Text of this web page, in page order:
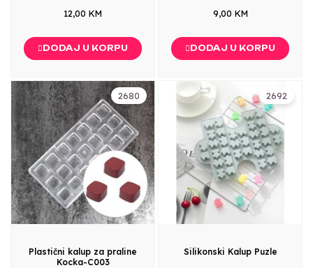
12,00 KM
DODAJ U KORPU
9,00 KM
DODAJ U KORPU
2680
Plastični kalup za praline
Kocka-C003
2692
Silikonski Kalup Puzle